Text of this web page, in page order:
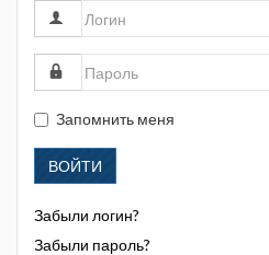
Запомнить меня
ВОЙТИ
Забыли логин?
Забыли пароль?